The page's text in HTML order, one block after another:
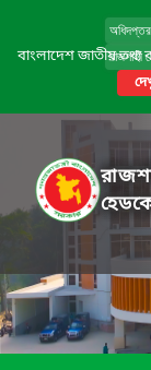
বাংলাদেশ জাতীয় তথ্য